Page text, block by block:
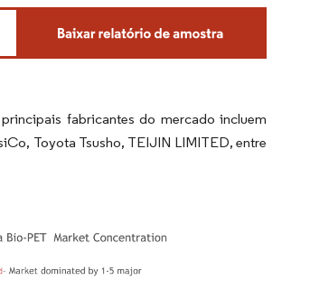
fabricantes do mercado incluem
Toyota Tsusho, TEIJIN LIMITED, entre